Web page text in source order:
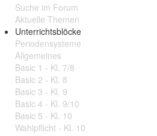
Suche im Forum
Aktuelle Themen
Unterrichtsblöcke
Periodensysteme
Allgemeines
Basic 1 - Kl. 7/8
Basic 2 - Kl. 8
Basic 3 - Kl. 9
Basic 4 - Kl. 9/10
Basic 5 - Kl. 10
Wahlpflicht - Kl. 10